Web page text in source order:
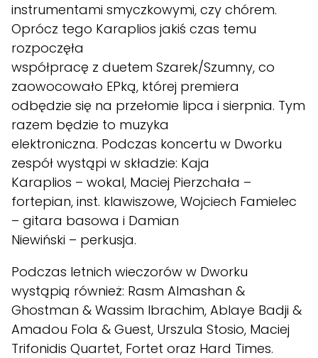
instrumentami smyczkowymi, czy chórem.
Oprócz tego Karaplios jakiś czas temu
rozpoczęła
współpracę z duetem Szarek/Szumny, co
zaowocowało EPką, której premiera
odbędzie się na przełomie lipca i sierpnia. Tym
razem będzie to muzyka
elektroniczna. Podczas koncertu w Dworku
zespół wystąpi w składzie: Kaja
Karaplios – wokal, Maciej Pierzchała –
fortepian, inst. klawiszowe, Wojciech Famielec
– gitara basowa i Damian
Niewiński – perkusja.
Podczas letnich wieczorów w Dworku
wystąpią również: Rasm Almashan &
Ghostman & Wassim Ibrachim, Ablaye Badji &
Amadou Fola & Guest, Urszula Stosio, Maciej
Trifonidis Quartet, Fortet oraz Hard Times.